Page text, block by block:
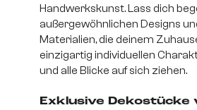
Handwerkskunst. Lass dich
außergewöhnlichen Designs
Materialien, die deinem
einzigartig individuellen
und alle Blicke auf sich ziehen.
Exklusive Dekostücke